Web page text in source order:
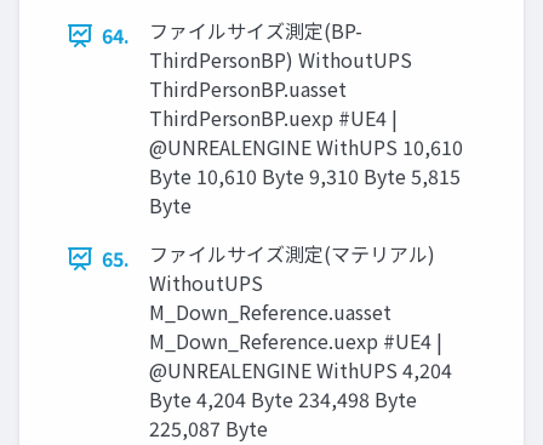
64.
ファイルサイズ測定(BP-
ThirdPersonBP) WithoutUPS
ThirdPersonBP.uasset
ThirdPersonBP.uexp #UE4 |
@UNREALENGINE WithUPS 10,610
Byte 10,610 Byte 9,310 Byte 5,815
Byte
65.
ファイルサイズ測定(マテリアル)
WithoutUPS
M_Down_Reference.uasset
M_Down_Reference.uexp #UE4 |
@UNREALENGINE WithUPS 4,204
Byte 4,204 Byte 234,498 Byte
225,087 Byte